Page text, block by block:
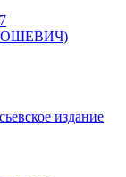
издание